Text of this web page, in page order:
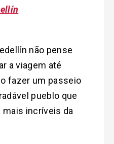
não pense
a viagem até
fazer um passeio
pueblo que
incríveis da